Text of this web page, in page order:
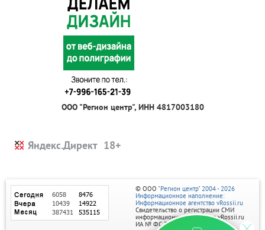
ООО "Регион центр", ИНН 4817003180
Яндекс.Директ
© ООО "Регион центр" 2004 - 2026
Информационное наполнение:
Информационное агентство vRossii.ru
Свидетельство о регистрации СМИ
информационного агентства vRossii.ru
ИА № ФС 77‑35502